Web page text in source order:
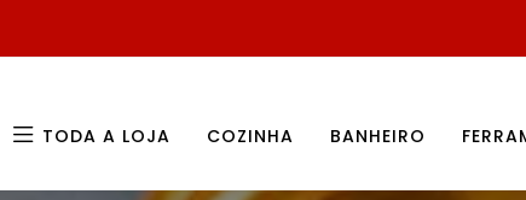
TODA A LOJA COZINHA BANHEIRO